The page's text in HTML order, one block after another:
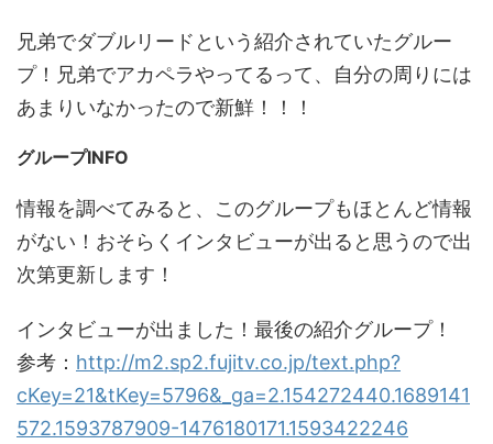
兄弟でダブルリードという紹介されていたグルー
プ！兄弟でアカペラやってるって、自分の周りには
あまりいなかったので新鮮！！！
グループINFO
情報を調べてみると、このグループもほとんど情報
がない！おそらくインタビューが出ると思うので出
次第更新します！
インタビューが出ました！最後の紹介グループ！
参考： http://m2.sp2.fujitv.co.jp/text.php?
cKey=21&tKey=5796&_ga=2.154272440.1689141
572.1593787909-1476180171.1593422246